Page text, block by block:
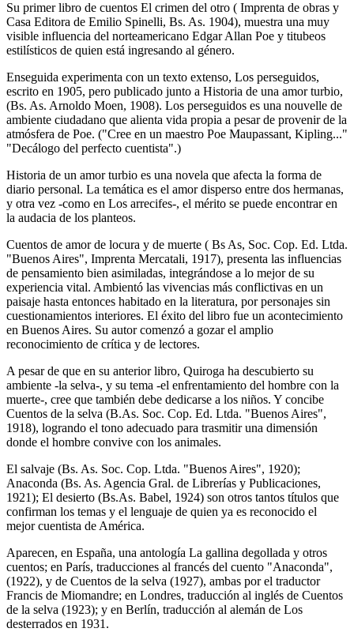
Su primer libro de cuentos El crimen del otro ( Imprenta de obras y
Casa Editora de Emilio Spinelli, Bs. As. 1904), muestra una muy
visible influencia del norteamericano Edgar Allan Poe y titubeos
estilísticos de quien está ingresando al género.
Enseguida experimenta con un texto extenso, Los perseguidos,
escrito en 1905, pero publicado junto a Historia de una amor turbio,
(Bs. As. Arnoldo Moen, 1908). Los perseguidos es una nouvelle de
ambiente ciudadano que alienta vida propia a pesar de provenir de la
atmósfera de Poe. ("Cree en un maestro Poe Maupassant, Kipling..."
"Decálogo del perfecto cuentista".)
Historia de un amor turbio es una novela que afecta la forma de
diario personal. La temática es el amor disperso entre dos hermanas,
y otra vez -como en Los arrecifes-, el mérito se puede encontrar en
la audacia de los planteos.
Cuentos de amor de locura y de muerte ( Bs As, Soc. Cop. Ed. Ltda.
"Buenos Aires", Imprenta Mercatali, 1917), presenta las influencias
de pensamiento bien asimiladas, integrándose a lo mejor de su
experiencia vital. Ambientó las vivencias más conflictivas en un
paisaje hasta entonces habitado en la literatura, por personajes sin
cuestionamientos interiores. El éxito del libro fue un acontecimiento
en Buenos Aires. Su autor comenzó a gozar el amplio
reconocimiento de crítica y de lectores.
A pesar de que en su anterior libro, Quiroga ha descubierto su
ambiente -la selva-, y su tema -el enfrentamiento del hombre con la
muerte-, cree que también debe dedicarse a los niños. Y concibe
Cuentos de la selva (B.As. Soc. Cop. Ed. Ltda. "Buenos Aires",
1918), logrando el tono adecuado para trasmitir una dimensión
donde el hombre convive con los animales.
El salvaje (Bs. As. Soc. Cop. Ltda. "Buenos Aires", 1920);
Anaconda (Bs. As. Agencia Gral. de Librerías y Publicaciones,
1921); El desierto (Bs.As. Babel, 1924) son otros tantos títulos que
confirman los temas y el lenguaje de quien ya es reconocido el
mejor cuentista de América.
Aparecen, en España, una antología La gallina degollada y otros
cuentos; en París, traducciones al francés del cuento "Anaconda",
(1922), y de Cuentos de la selva (1927), ambas por el traductor
Francis de Miomandre; en Londres, traducción al inglés de Cuentos
de la selva (1923); y en Berlín, traducción al alemán de Los
desterrados en 1931.